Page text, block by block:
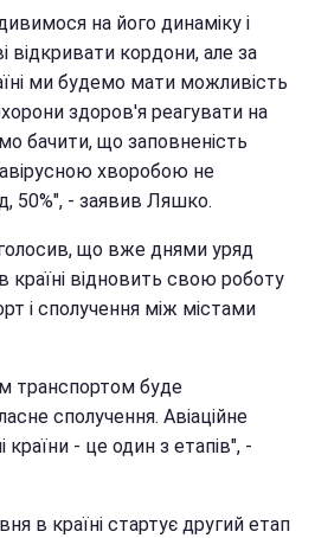
на його динаміку і
відкривати кордони, але за
ми будемо мати можливість
здоров'я реагувати на
бачити, що заповненість
хворобою не
50%", - заявив Ляшко.
що вже днями уряд
країні відновить свою роботу
і сполучення між містами
транспортом буде
сполучення. Авіаційне
- це один з етапів", -
в країні стартує другий етап